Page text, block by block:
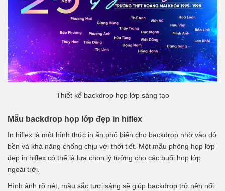
Thiết kế backdrop họp lớp sáng tạo
Mẫu backdrop họp lớp đẹp in hiflex
In hiflex là một hình thức in ấn phổ biến cho backdrop nhờ vào độ
bền và khả năng chống chịu với thời tiết. Một mẫu phông họp lớp
đẹp in hiflex có thể là lựa chọn lý tưởng cho các buổi họp lớp
ngoài trời.
Hình ảnh rõ nét, màu sắc tươi sáng sẽ giúp backdrop trở nên nổi